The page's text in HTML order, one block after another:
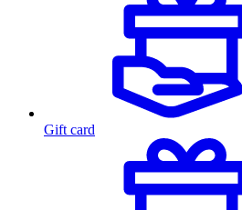
Gift card